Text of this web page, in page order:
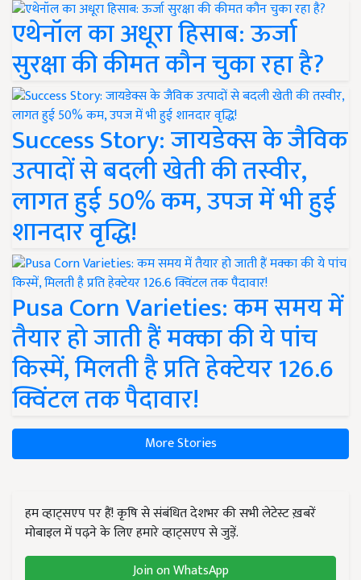
एथेनॉल का अधूरा हिसाब: ऊर्जा
सुरक्षा की कीमत कौन चुका रहा है?
Success Story: जायडेक्स के जैविक
उत्पादों से बदली खेती की तस्वीर,
लागत हुई 50% कम, उपज में भी हुई
शानदार वृद्धि!
Pusa Corn Varieties: कम समय में
तैयार हो जाती हैं मक्का की ये पांच
किस्में, मिलती है प्रति हेक्टेयर 126.6
क्विंटल तक पैदावार!
More Stories
हम व्हाट्सएप पर हैं! कृषि से संबंधित देशभर की सभी लेटेस्ट ख़बरें
मोबाइल में पढ़ने के लिए हमारे व्हाट्सएप से जुड़ें.
Join on WhatsApp